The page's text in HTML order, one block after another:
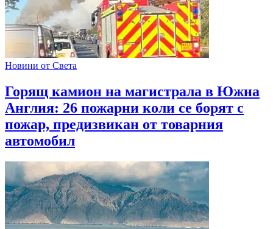
Новини от Света
Горящ камион на магистрала в Южна
Англия: 26 пожарни коли се борят с
пожар, предизвикан от товарния
автомобил